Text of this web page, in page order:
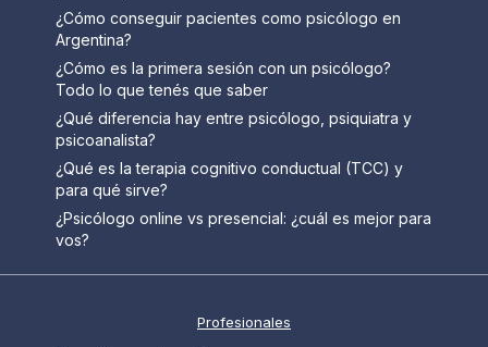
¿Cómo conseguir pacientes como psicólogo en
Argentina?
¿Cómo es la primera sesión con un psicólogo?
Todo lo que tenés que saber
¿Qué diferencia hay entre psicólogo, psiquiatra y
psicoanalista?
¿Qué es la terapia cognitivo conductual (TCC) y
para qué sirve?
¿Psicólogo online vs presencial: ¿cuál es mejor para
vos?
Profesionales